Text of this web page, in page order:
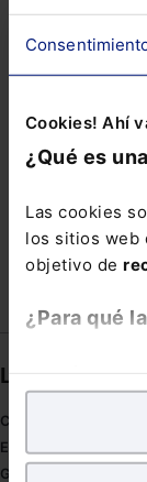
Cookies! Ahí
¿Qué es
Las cookies
los sitios web
objetivo de
¿Para qué
analíticos
nuestra
para poder
Links directos
Coronavirus
Estudio de salud
Gestión de despachos